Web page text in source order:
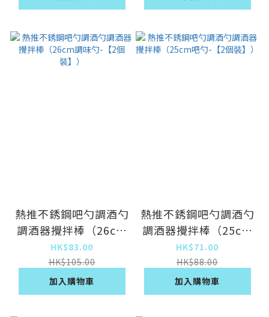
熱推不銹鋼吧勺調酒勺
調酒器攪拌棒（26cm
調味勺-【2個裝】）
HK$83.00
HK$105.00
加入購物車
熱推不銹鋼吧勺調酒勺
調酒器攪拌棒（25cm
吧勺-【2個裝】）
HK$71.00
HK$88.00
加入購物車